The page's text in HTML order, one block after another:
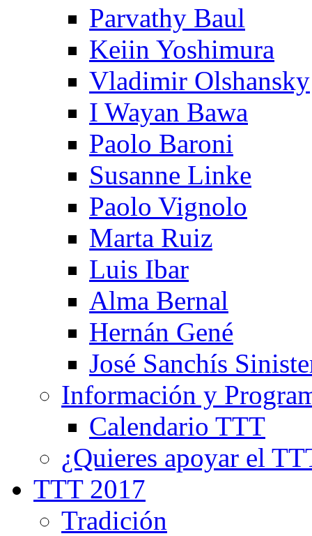
Parvathy Baul
Keiin Yoshimura
Vladimir Olshansky
I Wayan Bawa
Paolo Baroni
Susanne Linke
Paolo Vignolo
Marta Ruiz
Luis Ibar
Alma Bernal
Hernán Gené
José Sanchís
Información y
Calendario TTT
¿Quieres apoyar el
TTT 2017
Tradición